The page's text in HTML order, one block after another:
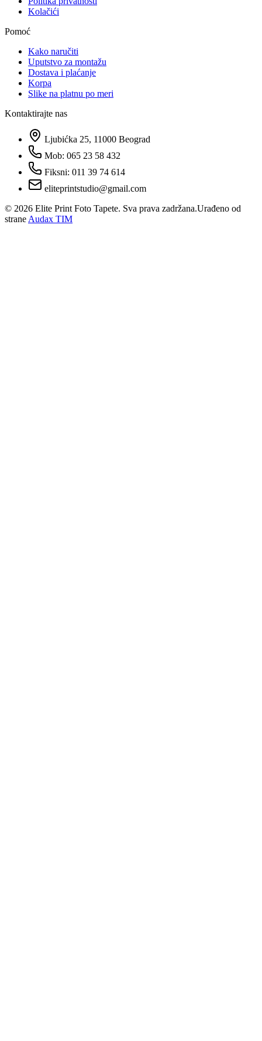
Kolačići
Pomoć
Kako naručiti
Uputstvo za montažu
Dostava i plaćanje
Korpa
Slike na platnu po meri
Kontaktirajte nas
Ljubićka 25, 11000 Beograd
Mob: 065 23 58 432
Fiksni: 011 39 74 614
eliteprintstudio@gmail.com
© 2026 Elite Print Foto Tapete. Sva prava zadržana.Urađeno od
strane Audax TIM